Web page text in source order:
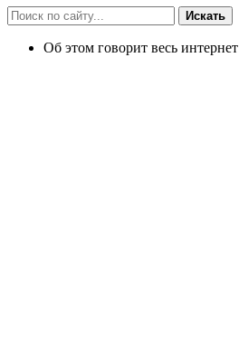
Искать
Об этом говорит весь интернет